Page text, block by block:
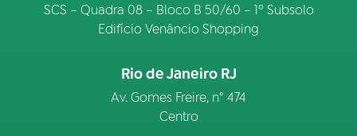
SCS – Quadra 08 – Bloco B 50/60 – 1º Subsolo
Edifício Venâncio Shopping
Rio de Janeiro RJ
Av. Gomes Freire, n° 474
Centro